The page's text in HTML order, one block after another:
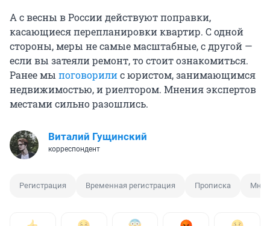
А с весны в России действуют поправки,
касающиеся перепланировки квартир. С одной
стороны, меры не самые масштабные, с другой —
если вы затеяли ремонт, то стоит ознакомиться.
Ранее мы поговорилис юристом, занимающимся
недвижимостью, и риелтором. Мнения экспертов
местами сильно разошлись.
Виталий Гущинский
корреспондент
Регистрация Временная регистрация Прописка